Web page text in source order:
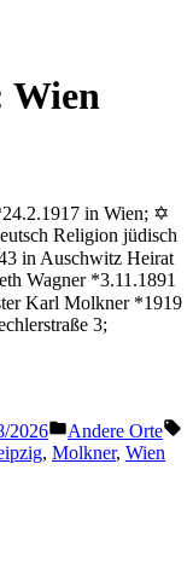
Wien
in Wien; ✡
Religion jüdisch
in Auschwitz Heirat
Wagner *3.11.1891
Karl Molkner *1919
3;
2026
Veröffentlicht
in
Andere Orte
, Molkner, Wien